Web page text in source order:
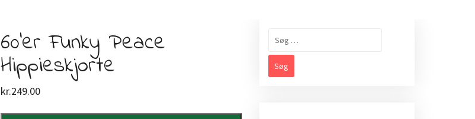
60’er Funky Peace
Hippieskjorte
kr.249.00
efter: